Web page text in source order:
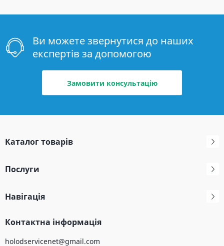
Ви можете звернутися до наших
експертів за допомогою
Замовити консультацію
Каталог товарів
Послуги
Навігація
Контактна інформація
holodservicenet@gmail.com